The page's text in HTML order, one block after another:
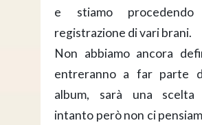
e stiamo
registrazione di vari brani.
Non abbiamo ancora
entreranno a far parte
album, sarà una scelta
intanto però non ci